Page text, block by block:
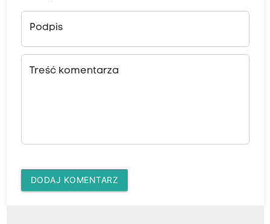
Podpis
Treść komentarza
DODAJ KOMENTARZ